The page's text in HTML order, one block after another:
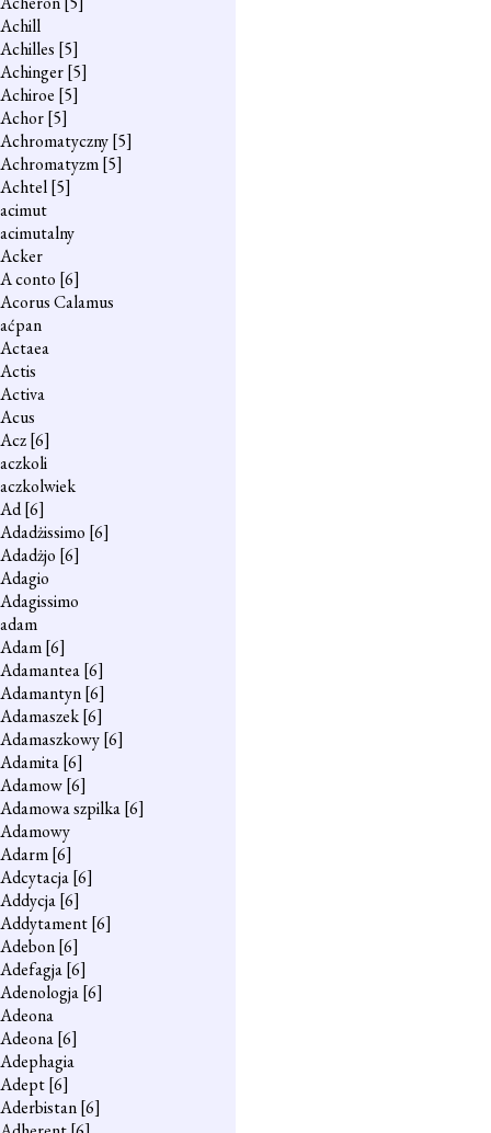
Achill
Achilles [5]
Achinger[5]
Achiroe [5]
Achor[5]
Achromatyczny[5]
Achromatyzm[5]
Achtel[5]
acimut
acimutalny
Acker
A conto [6]
Acorus Calamus
aćpan
Actaea
Actis
Activa
Acus
Acz[6]
aczkoli
aczkolwiek
Ad[6]
Adadżissimo [6]
Adadżjo [6]
Adagio
Adagissimo
adam
Adam[6]
Adamantea[6]
Adamantyn[6]
Adamaszek[6]
Adamaszkowy[6]
Adamita[6]
Adamow[6]
Adamowa szpilka[6]
Adamowy
Adarm[6]
Adcytacja[6]
Addycja[6]
Addytament[6]
Adebon[6]
Adefagja[6]
Adenologja[6]
Adeona
Adeona[6]
Adephagia
Adept[6]
Aderbistan[6]